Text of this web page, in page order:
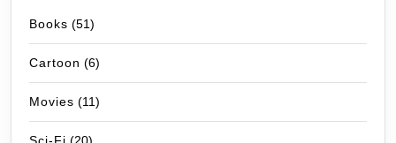
Books (51)
Cartoon (6)
Movies (11)